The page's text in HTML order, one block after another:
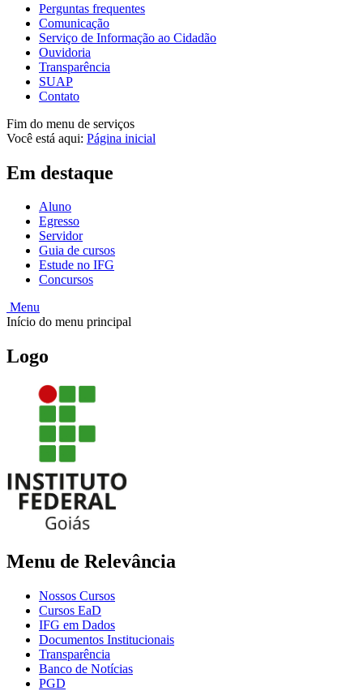
Perguntas frequentes
Comunicação
Serviço de Informação ao Cidadão
Ouvidoria
Transparência
SUAP
Contato
Fim do menu de serviços
Você está aqui: Página inicial
Em destaque
Aluno
Egresso
Servidor
Guia de cursos
Estude no IFG
Concursos
Menu
Início do menu principal
Logo
Menu de Relevância
Nossos Cursos
Cursos EaD
IFG em Dados
Documentos Institucionais
Transparência
Banco de Notícias
PGD